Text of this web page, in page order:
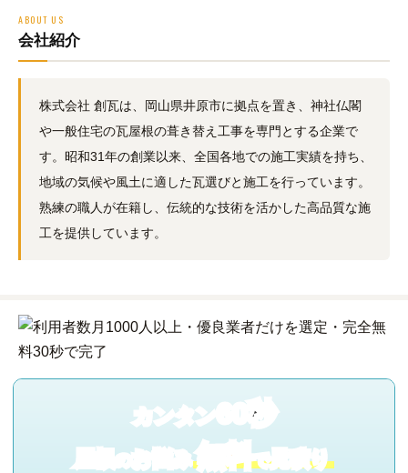
ABOUT US
会社紹介
株式会社 創瓦は、岡山県井原市に拠点を置き、神社仏閣
や一般住宅の瓦屋根の葺き替え工事を専門とする企業で
す。昭和31年の創業以来、全国各地での施工実績を持ち、
地域の気候や風土に適した瓦選びと施工を行っています。
熟練の職人が在籍し、伝統的な技術を活かした高品質な施
工を提供しています。
カンタン60秒
屋根 の お悩み無料で見積り